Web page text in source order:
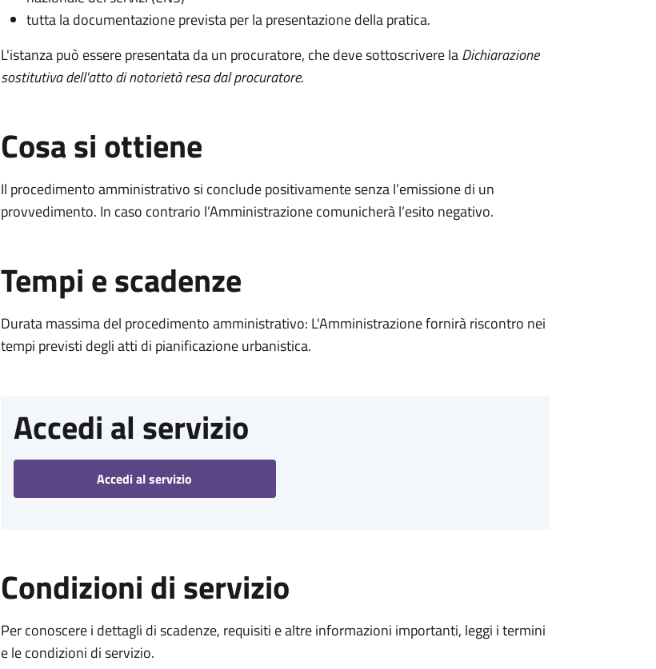
tutta la documentazione prevista per la presentazione della pratica.
L'istanza può essere presentata da un procuratore, che deve sottoscrivere laDichiarazione
sostitutiva dell'atto di notorietà resa dal procuratore.
Cosa si ottiene
Il procedimento amministrativo si conclude positivamente senza l’emissione di un
provvedimento. In caso contrario l’Amministrazione comunicherà l’esito negativo.
Tempi e scadenze
Durata massima del procedimento amministrativo: L'Amministrazione fornirà riscontro nei
tempi previsti degli atti di pianificazione urbanistica.
Accedi al servizio
Accedi al servizio
Condizioni di servizio
Per conoscere i dettagli di scadenze, requisiti e altre informazioni importanti, leggi i termini
e le condizioni di servizio.